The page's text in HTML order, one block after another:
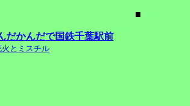
■
だかんだで国鉄千葉駅前
とミスチル